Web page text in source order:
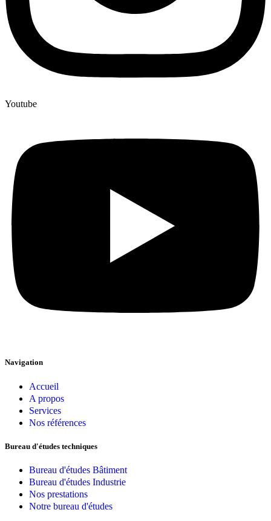
Youtube
Navigation
Accueil
A propos
Services
Nos références
Bureau d'études techniques
Bureau d'études Bâtiment
Bureau d'études Industrie
Nos prestations
Notre bureau d'études